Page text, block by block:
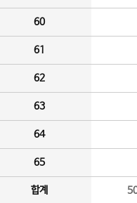
60
61
62
63
64
65
합계